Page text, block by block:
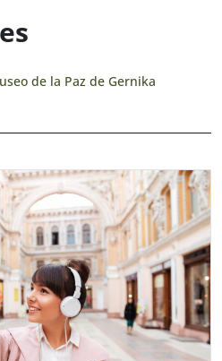
de la Paz de Gernika